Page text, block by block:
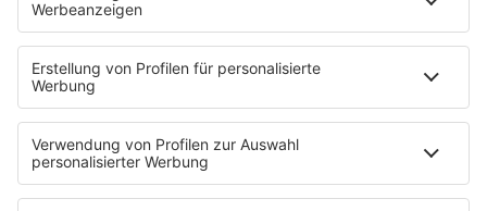
Kontakt
Newsletter
Über ROCK FM
Jobs & Praktika
Pressekontakt
Presse & Downloads
Verkehr
Wetter